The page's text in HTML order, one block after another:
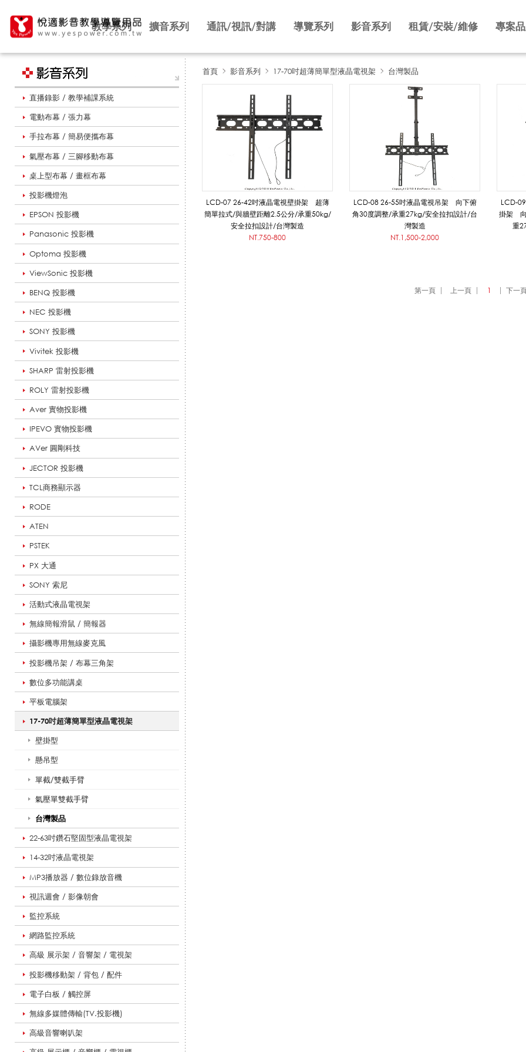
教學系列 擴音系列 通訊/視訊/對講 導覽系列 影音系列 租賃/安裝/維修 專案
直播錄影 / 教學補課系統
電動布幕 / 張力幕
手拉布幕 / 簡易便攜布幕
氣壓布幕 / 三腳移動布幕
桌上型布幕 / 畫框布幕
投影機燈泡
EPSON 投影機
Panasonic 投影機
Optoma 投影機
ViewSonic 投影機
BENQ 投影機
NEC 投影機
SONY 投影機
Vivitek 投影機
SHARP 雷射投影機
ROLY 雷射投影機
Aver 實物投影機
IPEVO 實物投影機
AVer 圓剛科技
JECTOR 投影機
TCL商務顯示器
RODE
ATEN
PSTEK
PX 大通
SONY 索尼
活動式液晶電視架
無線簡報滑鼠 / 簡報器
攝影機專用無線麥克風
投影機吊架 / 布幕三角架
數位多功能講桌
平板電腦架
17-70吋超薄簡單型液晶電視架
壁掛型
懸吊型
單截/雙截手臂
氣壓單雙截手臂
台灣製品
22-63吋鑽石堅固型液晶電視架
14-32吋液晶電視架
MP3播放器 / 數位錄放音機
視訊週會 / 影像朝會
監控系統
網路監控系統
高級 展示架 / 音響架 / 電視架
投影機移動架 / 背包 / 配件
電子白板 / 觸控屏
無線多媒體傳輸(TV.投影機)
高級音響喇叭架
首頁 影音系列 17-70吋超薄簡單型液晶電視架 台灣製品
製
LCD-07 26-42吋液晶電視壁掛架 超薄
簡單拉式/與牆壁距離2.5公分/承重50kg/
安全拉扣設計/台灣製造
NT.750-800
LCD-08 26-55吋液晶電視吊架 向下俯
角30度調整/承重27kg/安全拉扣設計/台
灣製造
NT.1,500-2,000
LCD-
掛架 向
重
第一頁 上一頁 1 下一